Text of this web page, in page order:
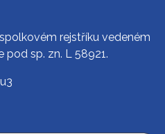
rejstříku vedeném
pod sp. zn. L 58921.